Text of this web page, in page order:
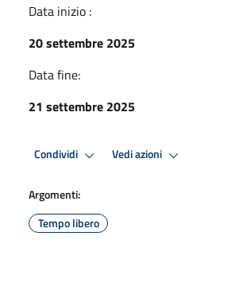
Data inizio :
20 settembre 2025
Data fine:
21 settembre 2025
Condividi Vedi azioni
Argomenti:
Tempo libero